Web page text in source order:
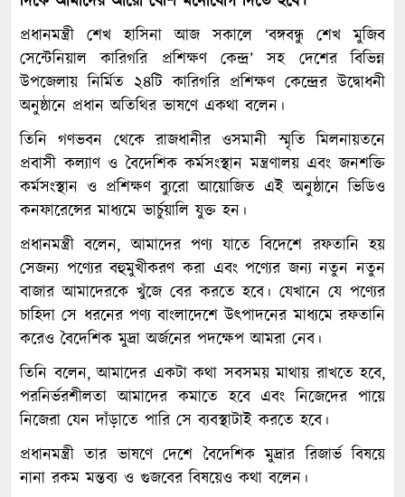
প্রধানমন্ত্রী শেখ হাসিনা আজ সকালে ‘বঙ্গবন্ধু শেখ মুজিব
সেন্টেনিয়াল কারিগরি প্রশিক্ষণ কেন্দ্র’ সহ দেশের বিভিন্ন
উপজেলায় নির্মিত ২৪টি কারিগরি প্রশিক্ষণ কেন্দ্রের উদ্বোধনী
অনুষ্ঠানে প্রধান অতিথির ভাষণে একথা বলেন।
তিনি গণভবন থেকে রাজধানীর ওসমানী স্মৃতি মিলনায়তনে
প্রবাসী কল্যাণ ও বৈদেশিক কর্মসংস্থান মন্ত্রণালয় এবং জনশক্তি
কর্মসংস্থান ও প্রশিক্ষণ ব্যুরো আয়োজিত এই অনুষ্ঠানে ভিডিও
কনফারেন্সের মাধ্যমে ভার্চুয়ালি যুক্ত হন।
প্রধানমন্ত্রী বলেন, আমাদের পণ্য যাতে বিদেশে রফতানি হয়
সেজন্য পণ্যের বহুমুখীকরণ করা এবং পণ্যের জন্য নতুন নতুন
বাজার আমাদেরকে খুঁজে বের করতে হবে। যেখানে যে পণ্যের
চাহিদা সে ধরনের পণ্য বাংলাদেশে উৎপাদনের মাধ্যমে রফতানি
করেও বৈদেশিক মুদ্রা অর্জনের পদক্ষেপ আমরা নেব।
তিনি বলেন, আমাদের একটা কথা সবসময় মাথায় রাখতে হবে,
পরনির্ভরশীলতা আমাদের কমাতে হবে এবং নিজেদের পায়ে
নিজেরা যেন দাঁড়াতে পারি সে ব্যবস্থাটাই করতে হবে।
প্রধানমন্ত্রী তার ভাষণে দেশে বৈদেশিক মুদ্রার রিজার্ভ বিষয়ে
নানা রকম মন্তব্য ও গুজবের বিষয়েও কথা বলেন।